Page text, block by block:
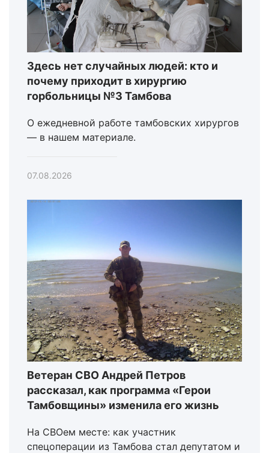
Здесь нет случайных людей: кто и
почему приходит в хирургию
горбольницы №3 Тамбова
О ежедневной работе тамбовских хирургов
— в нашем материале.
07.08.2026
Ветеран СВО Андрей Петров
рассказал, как программа «Герои
Тамбовщины» изменила его жизнь
На СВОем месте: как участник
спецоперации из Тамбова стал депутатом и